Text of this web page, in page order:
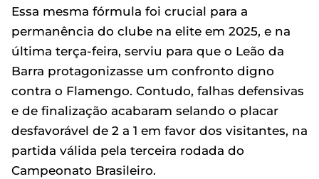
Essa mesma fórmula foi crucial para a
permanência do clube na elite em 2025, e na
última terça-feira, serviu para que o Leão da
Barra protagonizasse um confronto digno
contra o Flamengo. Contudo, falhas defensivas
e de finalização acabaram selando o placar
desfavorável de 2 a 1 em favor dos visitantes, na
partida válida pela terceira rodada do
Campeonato Brasileiro.